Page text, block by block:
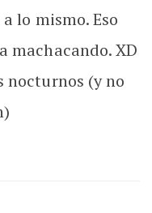
lo mismo. Eso
machacando. XD
nocturnos (y no